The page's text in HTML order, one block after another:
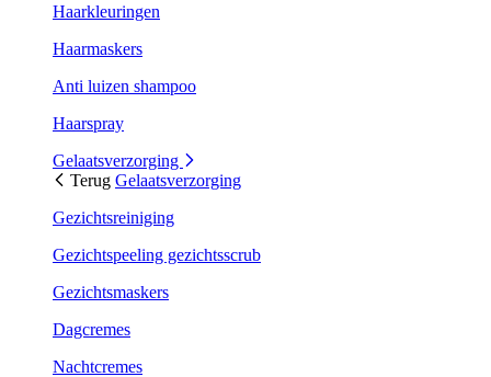
Haarkleuringen
Haarmaskers
Anti luizen shampoo
Haarspray
Gelaatsverzorging
Terug Gelaatsverzorging
Gezichtsreiniging
Gezichtspeeling gezichtsscrub
Gezichtsmaskers
Dagcremes
Nachtcremes